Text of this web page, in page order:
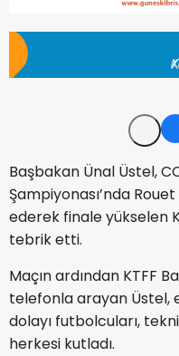
Başbakan Ünal Üstel,
Şampiyonası’nda
ederek finale yükselen
tebrik etti.
Maçın ardından KTFF
telefonla arayan Üstel,
dolayı futbolcuları,
herkesi kutladı.